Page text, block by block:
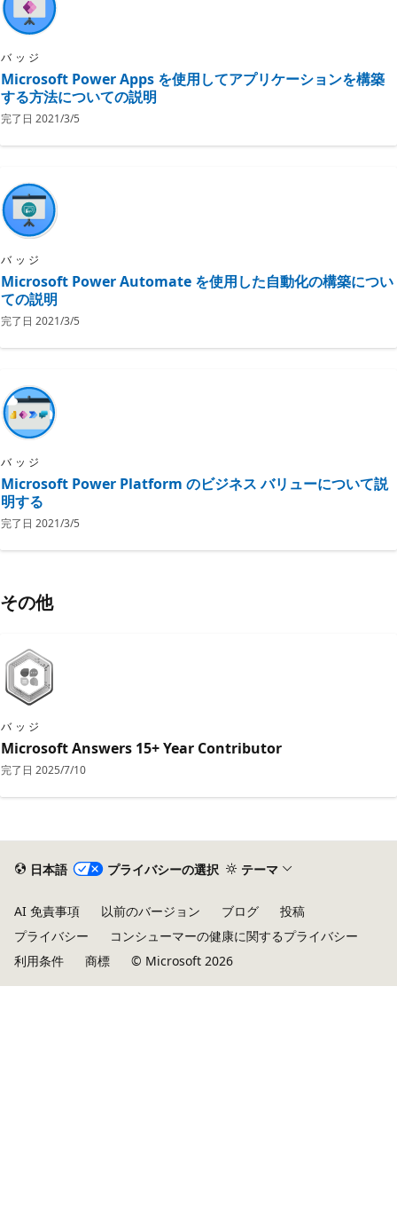
バッジ
Microsoft Power Apps を使用してアプリケーションを構築
する方法についての説明
完了日 2021/3/5
バッジ
Microsoft Power Automate を使用した自動化の構築につい
ての説明
完了日 2021/3/5
バッジ
Microsoft Power Platform のビジネス バリューについて説
明する
完了日 2021/3/5
その他
バッジ
Microsoft Answers 15+ Year Contributor
完了日 2025/7/10
日本語 プライバシーの選択 テーマ
AI 免責事項 以前のバージョン ブログ
投稿
プライバシー
コンシューマーの健康に関するプライバシー
利用条件
商標 © Microsoft 2026